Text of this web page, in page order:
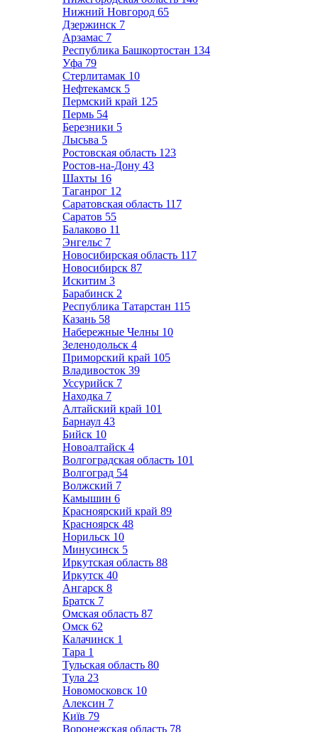
Нижний Новгород 65
Дзержинск 7
Арзамас 7
Республика Башкортостан 134
Уфа 79
Стерлитамак 10
Нефтекамск 5
Пермский край 125
Пермь 54
Березники 5
Лысьва 5
Ростовская область 123
Ростов-на-Дону 43
Шахты 16
Таганрог 12
Саратовская область 117
Саратов 55
Балаково 11
Энгельс 7
Новосибирская область 117
Новосибирск 87
Искитим 3
Барабинск 2
Республика Татарстан 115
Казань 58
Набережные Челны 10
Зеленодольск 4
Приморский край 105
Владивосток 39
Уссурийск 7
Находка 7
Алтайский край 101
Барнаул 43
Бийск 10
Новоалтайск 4
Волгоградская область 101
Волгоград 54
Волжский 7
Камышин 6
Красноярский край 89
Красноярск 48
Норильск 10
Минусинск 5
Иркутская область 88
Иркутск 40
Ангарск 8
Братск 7
Омская область 87
Омск 62
Калачинск 1
Тара 1
Тульская область 80
Тула 23
Новомосковск 10
Алексин 7
Київ 79
Воронежская область 78